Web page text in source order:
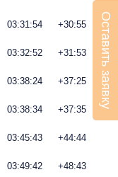
03:31:54 +30:55
03:32:52 +31:53
03:38:24 +37:25
03:38:34 +37:35
03:45:43 +44:44
03:49:42 +48:43
Оставить заявку